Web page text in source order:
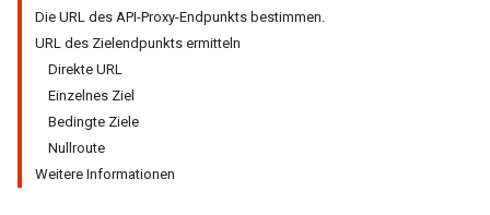
Die URL des API-Proxy-Endpunkts bestimmen.
URL des Zielendpunkts ermitteln
Direkte URL
Einzelnes Ziel
Bedingte Ziele
Nullroute
Weitere Informationen